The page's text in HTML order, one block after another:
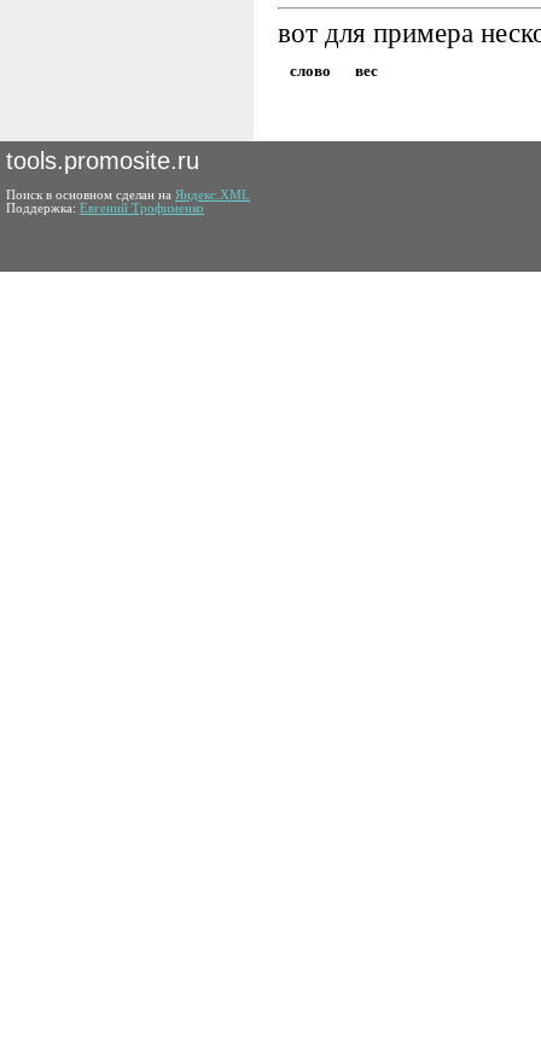
вот для примера
слово вес
tools.promosite.ru
Поиск в основном сделан на Яндекс.XML
Поддержка: Евгений Трофименко